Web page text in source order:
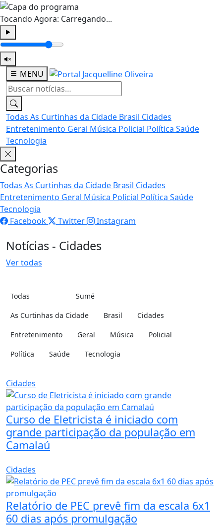
Tocando Agora: Carregando...
MENU
Todas As Curtinhas da Cidade Brasil Cidades
Entretenimento Geral Música Policial Política Saúde
Tecnologia
Categorias
Todas As Curtinhas da Cidade Brasil Cidades
Entretenimento Geral Música Policial Política Saúde
Tecnologia
Facebook
Twitter Instagram
Notícias - Cidades
Ver todas
Todas Sumé
As Curtinhas da Cidade
Brasil Cidades
Entretenimento Geral Música Policial
Política Saúde Tecnologia
Cidades
Curso de Eletricista é iniciado com
grande participação da população em
Camalaú
Cidades
Relatório de PEC prevê fim da escala 6x1
60 dias após promulgação